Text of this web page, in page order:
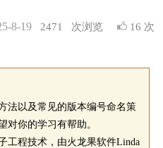
2471 次浏览 16 次
8-19
法以及常见的版本编号命名策
对你的学习有帮助。
工程技术，由火龙果软件Linda